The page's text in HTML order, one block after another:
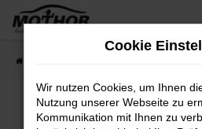
Zum
Cookie
Wir nutzen Cookies, um Ihnen
Nutzung unserer Webseite zu
Kommunikation mit Ihnen zu